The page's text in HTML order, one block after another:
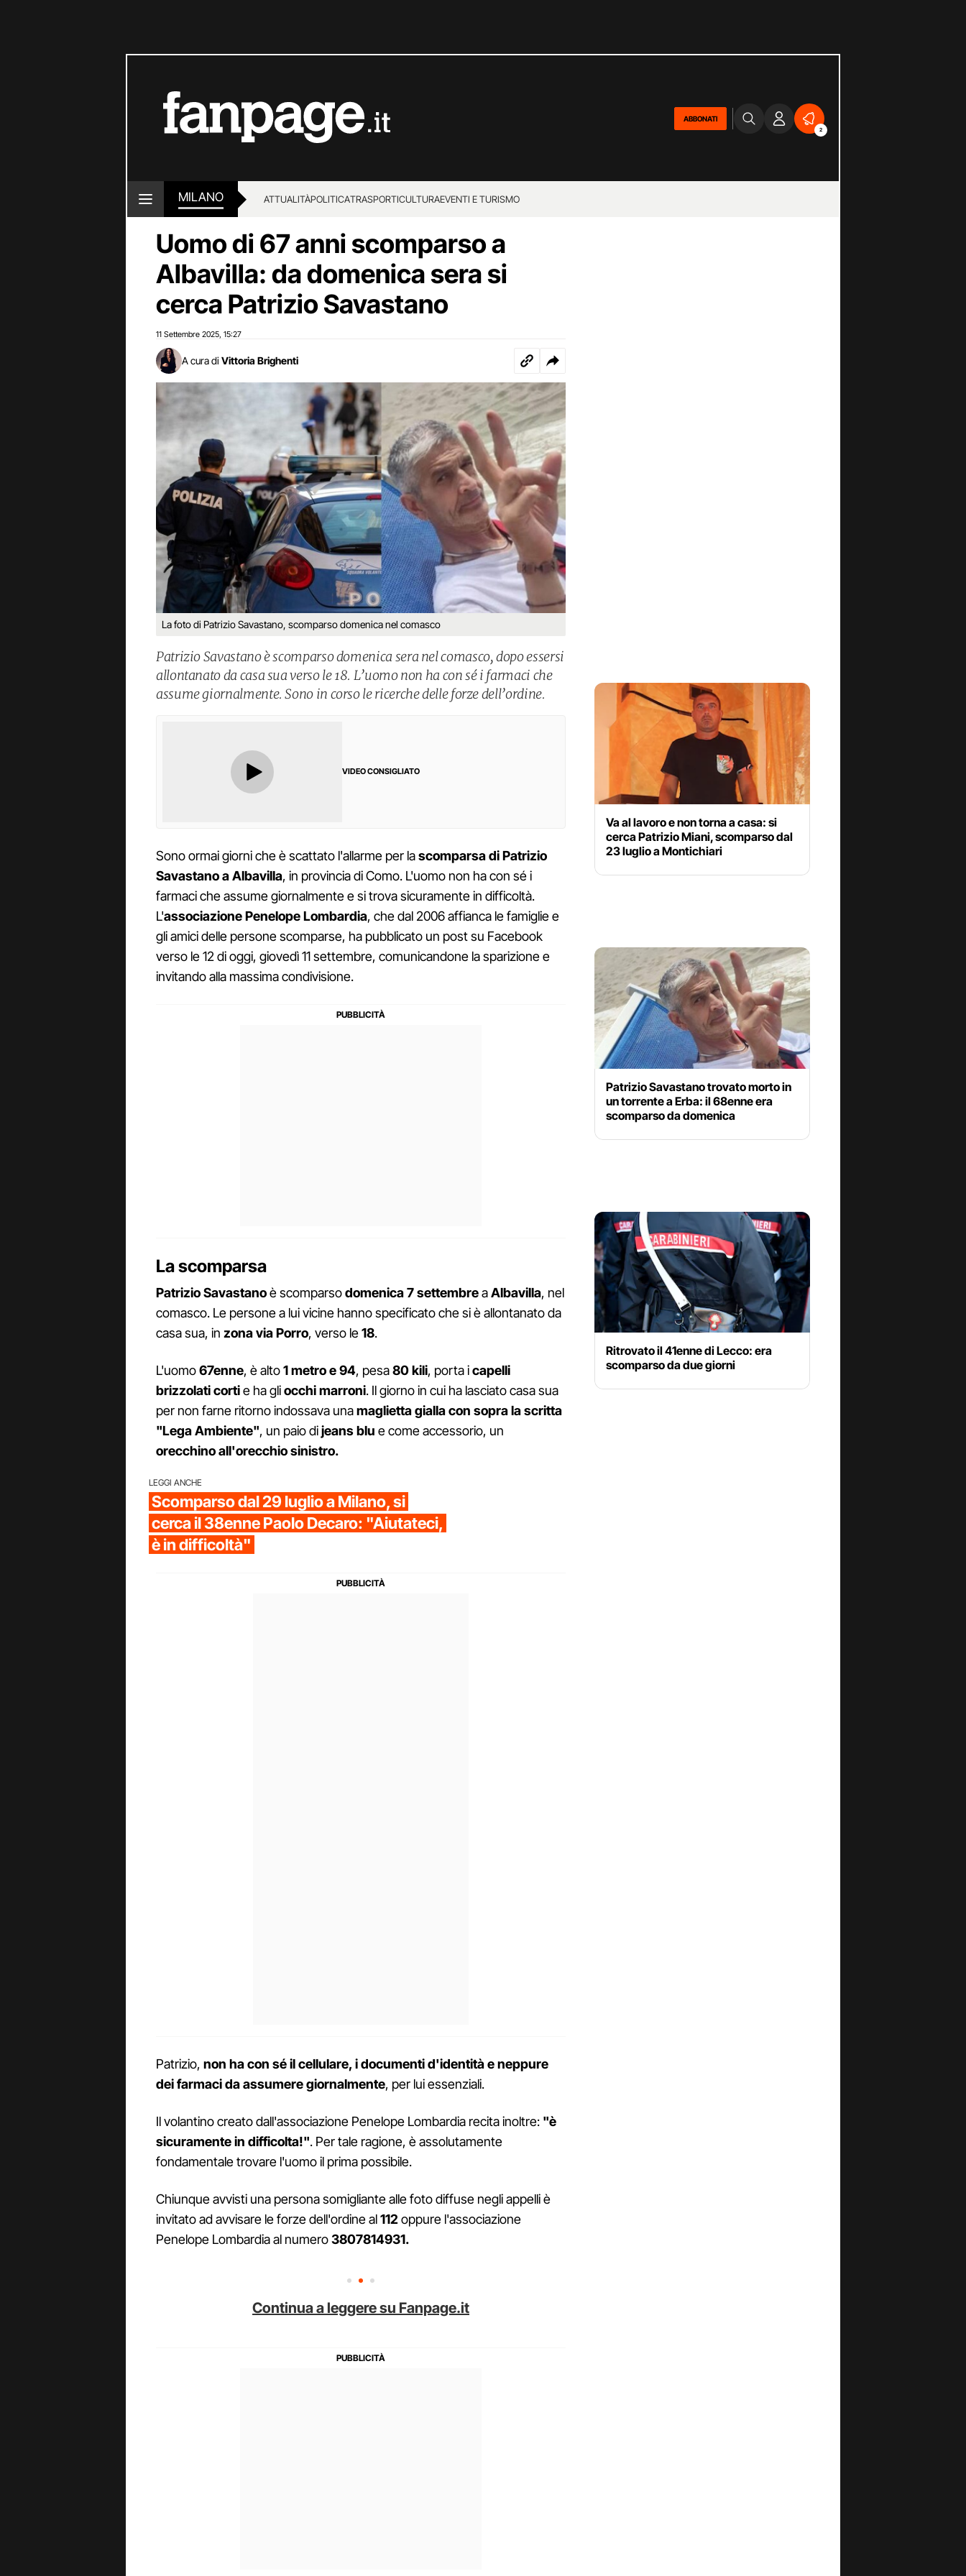
ABBONATI
2
MILANO ATTUALITÀPOLITICATRASPORTICULTURAEVENTI E TURISMO
Uomo di 67 anni scomparso a
Albavilla: da domenica sera si
cerca Patrizio Savastano
11 Settembre 2025 15:27
A cura di Vittoria Brighenti
La foto di Patrizio Savastano, scomparso domenica nel comasco
Patrizio Savastano è scomparso domenica sera nel comasco, dopo essersi
allontanato da casa sua verso le 18. L’uomo non ha con sé i farmaci che
assume giornalmente. Sono in corso le ricerche delle forze dell’ordine.
VIDEO CONSIGLIATO
Sono ormai giorni che è scattato l'allarme per lascomparsa di Patrizio
Savastano a Albavilla, in provincia di Como. L'uomo non ha con sé i
farmaci che assume giornalmente e si trova sicuramente in difficoltà.
L'associazione Penelope Lombardia, che dal 2006 affianca le famiglie e
gli amici delle persone scomparse, ha pubblicato un post su Facebook
verso le 12 di oggi, giovedì 11 settembre, comunicandone la sparizione e
invitando alla massima condivisione.
La scomparsa
Patrizio Savastanoè scomparsodomenica 7 settembreaAlbavilla, nel
comasco. Le persone a lui vicine hanno specificato che si è allontanato da
casa sua, in zona via Porro, verso le18.
L'uomo67enne, è alto1 metro e 94, pesa80 kili, porta icapelli
brizzolati cortie ha gliocchi marroni. Il giorno in cui ha lasciato casa sua
per non farne ritorno indossava unamaglietta gialla con sopra la scritta
"Lega Ambiente", un paio dijeans blu e come accessorio, un
orecchino all'orecchio sinistro.
LEGGI ANCHE
Scomparso dal 29 luglio a Milano, si
cerca il 38enne Paolo Decaro: "Aiutateci,
è in difficoltà"
Patrizio, non ha con sé il cellulare, i documenti d'identità e neppure
dei farmaci da assumere giornalmente, per lui essenziali.
Il volantino creato dall'associazione Penelope Lombardia recita inoltre: "è
sicuramente in difficolta!". Per tale ragione, è assolutamente
fondamentale trovare l'uomo il prima possibile.
Chiunque avvisti una persona somigliante alle foto diffuse negli appelli è
invitato ad avvisare le forze dell'ordine al112oppure l'associazione
Penelope Lombardia al numero3807814931.
Continua a leggere su Fanpage.it
Va al lavoro e non torna a casa: si
cerca Patrizio Miani, scomparso dal
23 luglio a Montichiari
Patrizio Savastano trovato morto in
un torrente a Erba: il 68enne era
scomparso da domenica
Ritrovato il 41enne di Lecco: era
scomparso da due giorni